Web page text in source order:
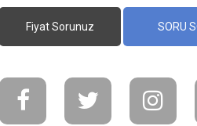
Fiyat Sorunuz SORU